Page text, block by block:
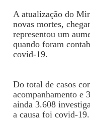
A atualização do
novas mortes,
representou um
quando foram
covid-19.
Do total de casos
acompanhamento e
ainda 3.608
a causa foi covid-19.